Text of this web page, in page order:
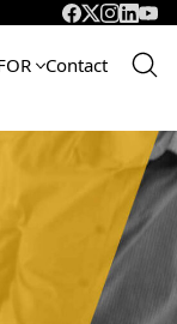
Contact